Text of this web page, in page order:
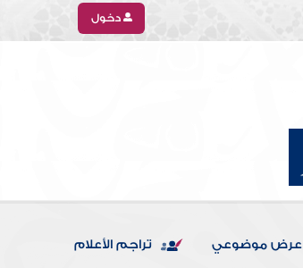
دخول
عرض موضوعي تراجم الأعلام